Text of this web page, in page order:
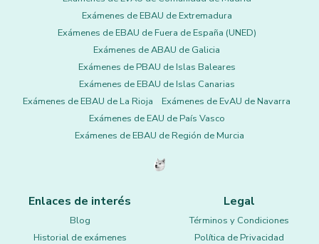
Exámenes de EBAU de Extremadura
Exámenes de EBAU de Fuera de España (UNED)
Exámenes de ABAU de Galicia
Exámenes de PBAU de Islas Baleares
Exámenes de EBAU de Islas Canarias
Exámenes de EBAU de La Rioja
Exámenes de EvAU de Navarra
Exámenes de EAU de País Vasco
Exámenes de EBAU de Región de Murcia
Enlaces de interés
Blog
Historial de exámenes
Legal
Términos y Condiciones
Política de Privacidad